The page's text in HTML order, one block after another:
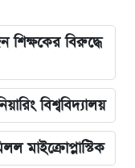
শিক্ষকের বিরুদ্ধে
বিশ্ববিদ্যালয়
মাইক্রোপ্লাস্টিক